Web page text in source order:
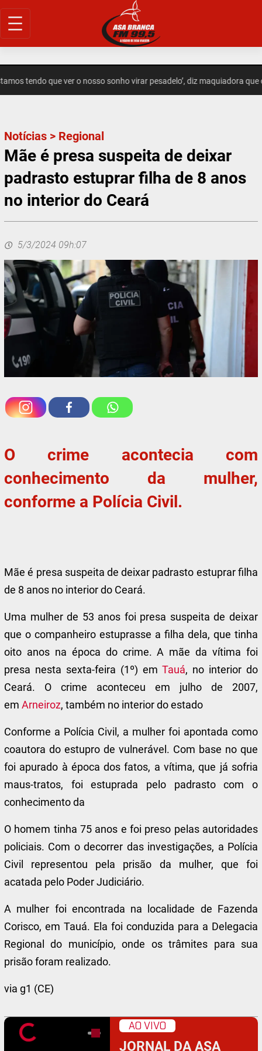
Pular
para
tendo que ver o nosso sonho virar pesadelo’, diz maquiadora que
Notícias > Regional
Mãe é presa suspeita de deixar
padrasto estuprar filha de 8 anos
no interior do Ceará
5/3/2024 09h:07
O crime acontecia com
conhecimento da mulher,
conforme a Polícia Civil.
Mãe é presa suspeita de deixar padrasto estuprar filha
de 8 anos no interior do Ceará.
Uma mulher de 53 anos foi presa suspeita de deixar
que o companheiro estuprasse a filha dela, que tinha
oito anos na época do crime. A mãe da vítima foi
presa nesta sexta-feira (1º) emTauá, no interior do
Ceará. O crime aconteceu em julho de 2007,
emArneiroz, também no interior do estado
Conforme a Polícia Civil, a mulher foi apontada como
coautora do estupro de vulnerável. Com base no que
foi apurado à época dos fatos, a vítima, que já sofria
maus-tratos, foi estuprada pelo padrasto com o
conhecimento da
O homem tinha 75 anos e foi preso pelas autoridades
policiais. Com o decorrer das investigações, a Polícia
Civil representou pela prisão da mulher, que foi
acatada pelo Poder Judiciário.
A mulher foi encontrada na localidade de Fazenda
Corisco, em Tauá. Ela foi conduzida para a Delegacia
Regional do município, onde os trâmites para sua
prisão foram realizado.
via g1 (CE)
AO VIVO
JORNAL DA ASA